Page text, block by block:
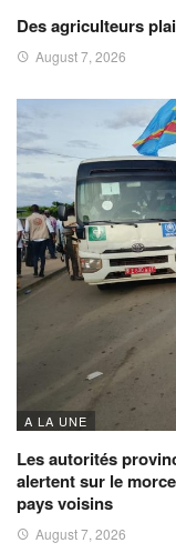
Des agriculteurs
August 7, 2026
A LA UNE
Les autorités
alertent sur le
pays voisins
August 7, 2026